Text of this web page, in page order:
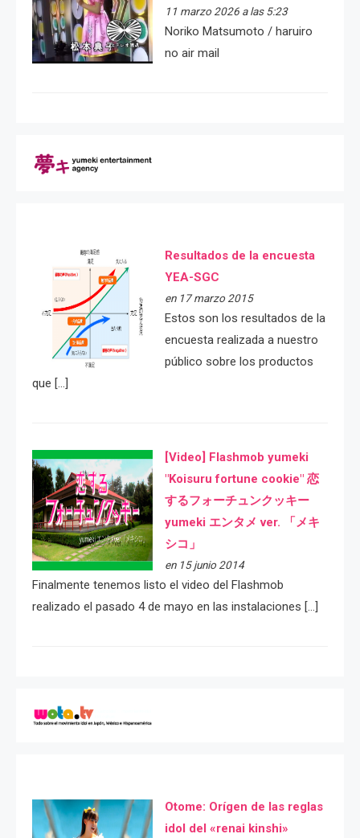
11 marzo 2026 a las 5:23
Noriko Matsumoto / haruiro
no air mail
Resultados de la encuesta
YEA-SGC
en 17 marzo 2015
Estos son los resultados de la
encuesta realizada a nuestro
público sobre los productos
que […]
[Video] Flashmob yumeki
"Koisuru fortune cookie" 恋
するフォーチュンクッキー
yumeki エンタメ ver. 「メキ
シコ」
en 15 junio 2014
Finalmente tenemos listo el video del Flashmob
realizado el pasado 4 de mayo en las instalaciones […]
Otome: Orígen de las reglas
idol del «renai kinshi»